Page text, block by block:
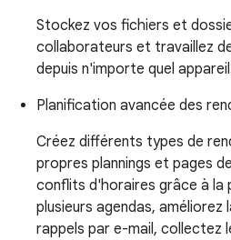
Stockez vos fichiers et
collaborateurs et travaillez
depuis n'importe quel
Planification avancée des
Créez différents types de
propres plannings et pages
conflits d'horaires grâce à la
plusieurs agendas,
rappels par e-mail, collectez